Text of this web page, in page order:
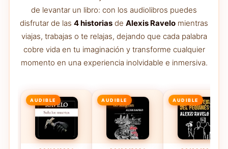
de levantar un libro: con los audiolibros puedes
disfrutar de las 4 historias de Alexis Ravelo mientras
viajas, trabajas o te relajas, dejando que cada palabra
cobre vida en tu imaginación y transforme cualquier
momento en una experiencia inolvidable e inmersiva.
AUDIBLE AUDIBLE AUDIBLE